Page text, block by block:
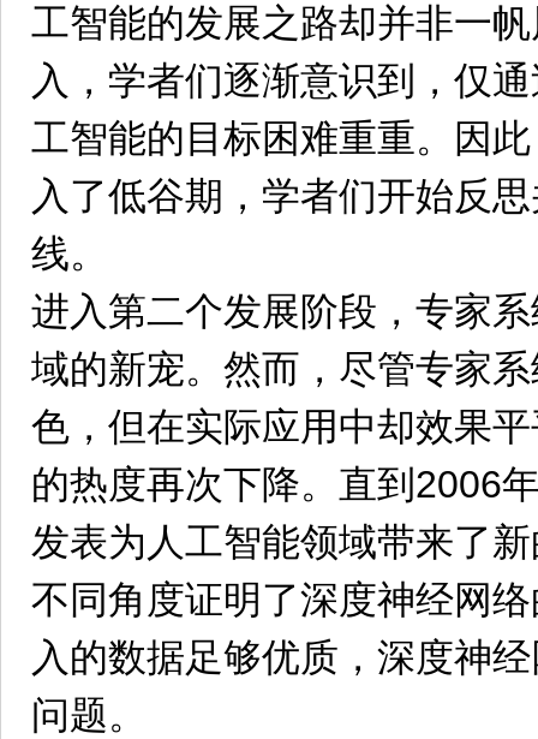
工智能的发展之路却并非一
入，学者们逐渐意识到，仅
工智能的目标困难重重。因
入了低谷期，学者们开始反
线。
进入第二个发展阶段，专家
域的新宠。然而，尽管专家
色，但在实际应用中却效果
的热度再次下降。直到2006
发表为人工智能领域带来了
不同角度证明了深度神经网
入的数据足够优质，深度神
问题。